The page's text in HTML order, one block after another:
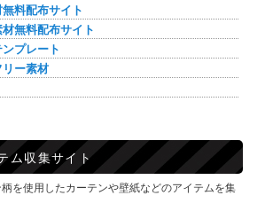
料配布サイト
無料配布サイト
プレート
ー素材
ム収集サイト
を使用したカーテンや壁紙などのアイテムを集